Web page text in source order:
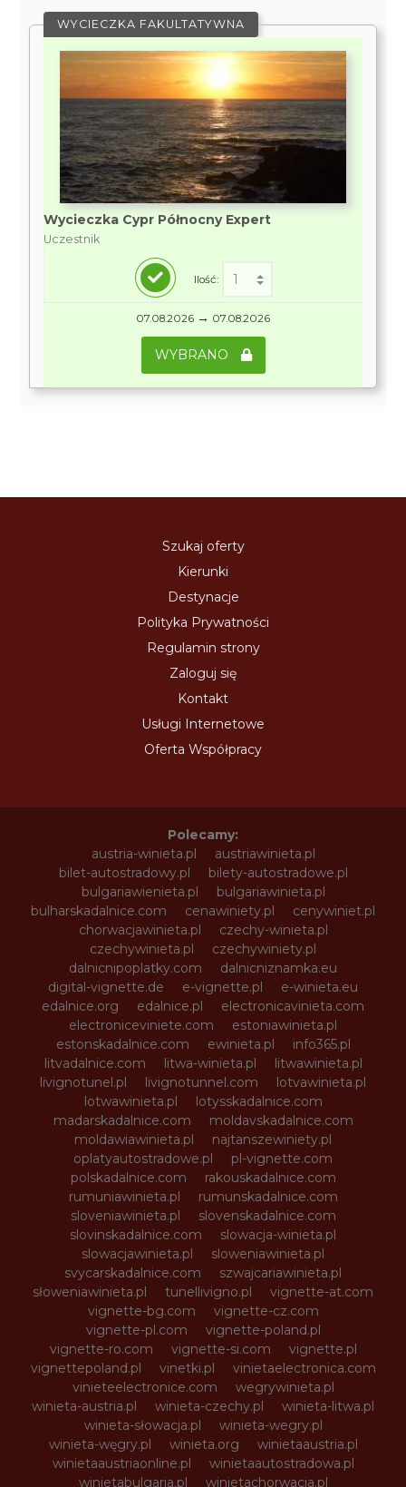
WYCIECZKA FAKULTATYWNA
Wycieczka Cypr Północny Expert
Uczestnik
Ilość:
07.08.2026 → 07.08.2026
WYBRANO
Szukaj oferty
Kierunki
Destynacje
Polityka Prywatności
Regulamin strony
Zaloguj się
Kontakt
Usługi Internetowe
Oferta Współpracy
Polecamy:
austria-winieta.pl
austriawinieta.pl
bilet-autostradowy.pl
bilety-autostradowe.pl
bulgariawienieta.pl
bulgariawinieta.pl
bulharskadalnice.com
cenawiniety.pl
cenywiniet.pl
chorwacjawinieta.pl
czechy-winieta.pl
czechywinieta.pl
czechywiniety.pl
dalnicnipoplatky.com
dalnicniznamka.eu
digital-vignette.de
e-vignette.pl
e-winieta.eu
edalnice.org
edalnice.pl
electronicavinieta.com
electroniceviniete.com
estoniawinieta.pl
estonskadalnice.com
ewinieta.pl
info365.pl
litvadalnice.com
litwa-winieta.pl
litwawinieta.pl
livignotunel.pl
livignotunnel.com
lotvawinieta.pl
lotwawinieta.pl
lotysskadalnice.com
madarskadalnice.com
moldavskadalnice.com
moldawiawinieta.pl
najtanszewiniety.pl
oplatyautostradowe.pl
pl-vignette.com
polskadalnice.com
rakouskadalnice.com
rumuniawinieta.pl
rumunskadalnice.com
sloveniawinieta.pl
slovenskadalnice.com
slovinskadalnice.com
slowacja-winieta.pl
slowacjawinieta.pl
sloweniawinieta.pl
svycarskadalnice.com
szwajcariawinieta.pl
słoweniawinieta.pl
tunellivigno.pl
vignette-at.com
vignette-bg.com
vignette-cz.com
vignette-pl.com
vignette-poland.pl
vignette-ro.com
vignette-si.com
vignette.pl
vignettepoland.pl
vinetki.pl
vinietaelectronica.com
vinieteelectronice.com
wegrywinieta.pl
winieta-austria.pl
winieta-czechy.pl
winieta-litwa.pl
winieta-słowacja.pl
winieta-wegry.pl
winieta-węgry.pl
winieta.org
winietaaustria.pl
winietaaustriaonline.pl
winietaautostradowa.pl
winietabulgaria.pl
winietachorwacja.pl